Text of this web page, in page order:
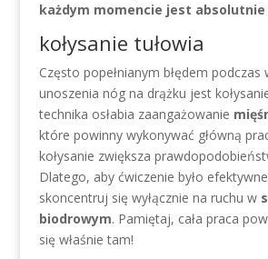
każdym momencie jest absolutnie
kołysanie tułowia
Często popełnianym błędem podczas
unoszenia nóg na drążku jest
technika osłabia zaangażowanie
które powinny wykonywać główną
kołysanie zwiększa
Dlatego, aby ćwiczenie było
skoncentruj się wyłącznie na ruchu w
biodrowym. Pamiętaj, cała praca
się właśnie tam!